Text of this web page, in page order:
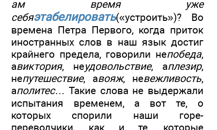
ам время уже
себяэтабелировать(«устроить»)? Во
времена Петра Первого, когда приток
иностранных слов в наш язык достиг
крайнего предела, говорили непобеда,
авиктория, неудовольствие, аплезир,
непутешествие, авояж, невежливость,
аполитес… Такие слова не выдержали
испытания временем, а вот те, о
которых спорили наши горе-
переводчики, как и те, которые